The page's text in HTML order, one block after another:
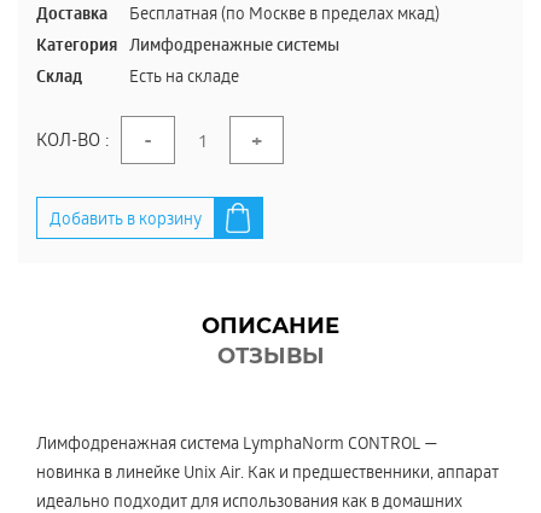
Доставка Бесплатная (по Москве в пределах мкад)
Категория Лимфодренажные системы
Склад Есть на складе
КОЛ-ВО : - +
Добавить в корзину
ОПИСАНИЕ
ОТЗЫВЫ
Лимфодренажная система LymphaNorm CONTROL —
новинка в линейке Unix Air. Как и предшественники, аппарат
идеально подходит для использования как в домашних